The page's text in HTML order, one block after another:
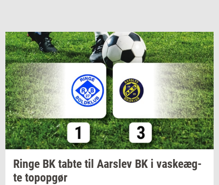
Ringe BK tabte til Aars­lev BK i va­ske­æg­
te topop­gør